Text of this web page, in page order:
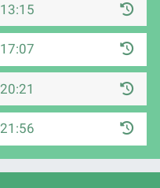
13:15
17:07
20:21
21:56